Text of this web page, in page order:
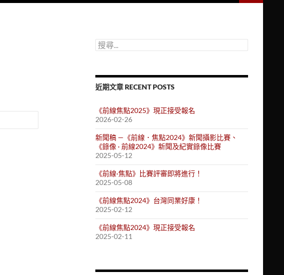
搜
尋
字:
近期文章 RECENT POSTS
《前線焦點2025》現正接受報名
2026-02-26
新聞稿 —《前線．焦點2024》新聞攝影比賽、
《錄像 · 前線2024》新聞及紀實錄像比賽
2025-05-12
《前線·焦點》比賽評審即將進行！
2025-05-08
《前線焦點2024》台灣同業好康！
2025-02-12
《前線焦點2024》現正接受報名
2025-02-11